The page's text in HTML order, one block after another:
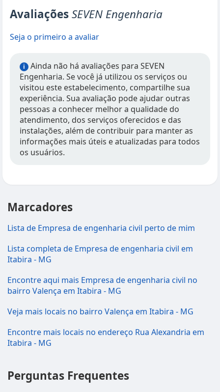
AvaliaçõesSEVEN Engenharia
Seja o primeiro a avaliar
i
Ainda não há avaliações para SEVEN
Engenharia. Se você já utilizou os serviços ou
visitou este estabelecimento, compartilhe sua
experiência. Sua avaliação pode ajudar outras
pessoas a conhecer melhor a qualidade do
atendimento, dos serviços oferecidos e das
instalações, além de contribuir para manter as
informações mais úteis e atualizadas para todos
os usuários.
Marcadores
Lista de Empresa de engenharia civil perto de mim
Lista completa de Empresa de engenharia civil em
Itabira - MG
Encontre aqui mais Empresa de engenharia civil no
bairro Valença em Itabira - MG
Veja mais locais no bairro Valença em Itabira - MG
Encontre mais locais no endereço Rua Alexandria em
Itabira - MG
Perguntas Frequentes